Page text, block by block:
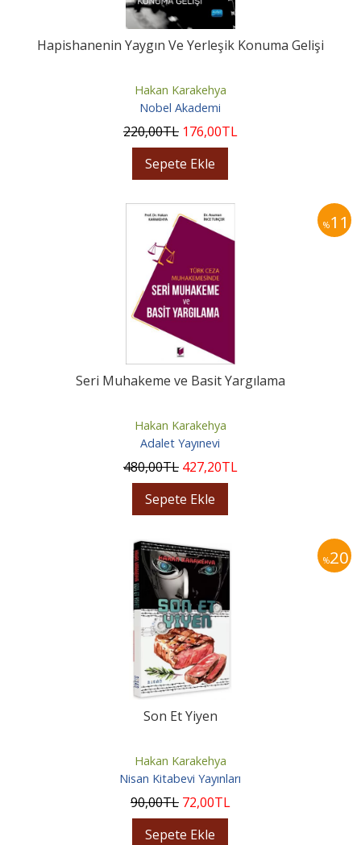
Hapishanenin Yaygın Ve Yerleşik Konuma Gelişi
Hakan Karakehya
Nobel Akademi
220,00TL 176,00TL
Sepete Ekle
%11
Seri Muhakeme ve Basit Yargılama
Hakan Karakehya
Adalet Yayınevi
480,00TL 427,20TL
Sepete Ekle
%20
Son Et Yiyen
Hakan Karakehya
Nisan Kitabevi Yayınları
90,00TL 72,00TL
Sepete Ekle